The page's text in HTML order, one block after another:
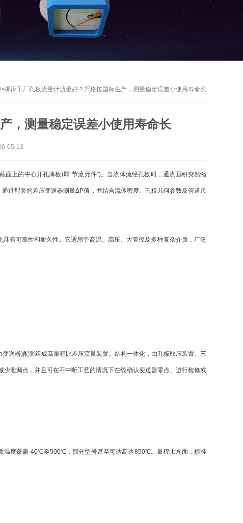
>哪家工厂孔板流量计质量好？严格按国标生产，测量稳定误差小使用寿命长
，测量稳定误差小使用寿命长
05-13
上的中心开孔薄板(即“节流元件”)。当流体流经孔板时，通流面积突然缩
过配套的差压变送器测量ΔP值，并结合流体密度、孔板几何参数及管道尺
可靠性和耐久性。它适用于高温、高压、大管径及多种复杂介质，广泛
器)配套组成高量程比差压流量装置。结构一体化，由孔板取压装置、三
泄漏点，并且可在不中断工艺的情况下在线确认变送器零点、进行检修或
度覆盖-40℃至500℃，部分型号甚至可达高达850℃。量程比方面，标准